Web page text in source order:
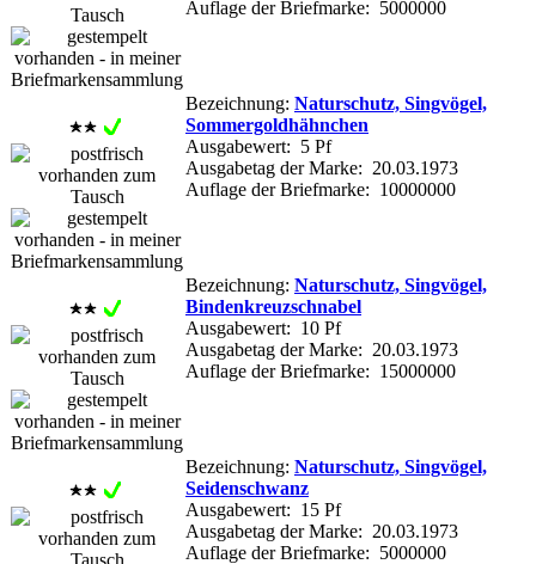
Auflage der Briefmarke: 5000000
Bezeichnung: Naturschutz, Singvögel,
Sommergoldhähnchen
Ausgabewert: 5 Pf
Ausgabetag der Marke: 20.03.1973
Auflage der Briefmarke: 10000000
Bezeichnung: Naturschutz, Singvögel,
Bindenkreuzschnabel
Ausgabewert: 10 Pf
Ausgabetag der Marke: 20.03.1973
Auflage der Briefmarke: 15000000
Bezeichnung: Naturschutz, Singvögel,
Seidenschwanz
Ausgabewert: 15 Pf
Ausgabetag der Marke: 20.03.1973
Auflage der Briefmarke: 5000000